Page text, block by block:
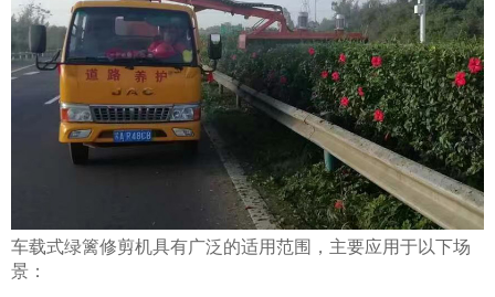
车载式绿篱修剪机具有广泛的适用范围，主要应用于以下场
景：